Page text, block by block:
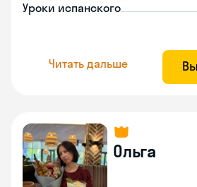
Уроки испанского
Читать дальше
Ольга